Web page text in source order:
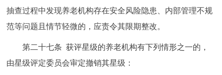
抽查过程中发现养老机构存在安全风险隐患、内部管理不规
范等问题且情节轻微的，应责令其限期整改。
第二十七条 获评星级的养老机构有下列情形之一的，
由星级评定委员会审定撤销其星级：